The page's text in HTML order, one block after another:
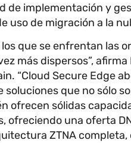
de implementación y
uso de migración a la
que se enfrentan las
más dispersos”, afirma
“Cloud Secure Edge
que no sólo
ofrecen sólidas
ofreciendo una oferta
ZTNA completa,